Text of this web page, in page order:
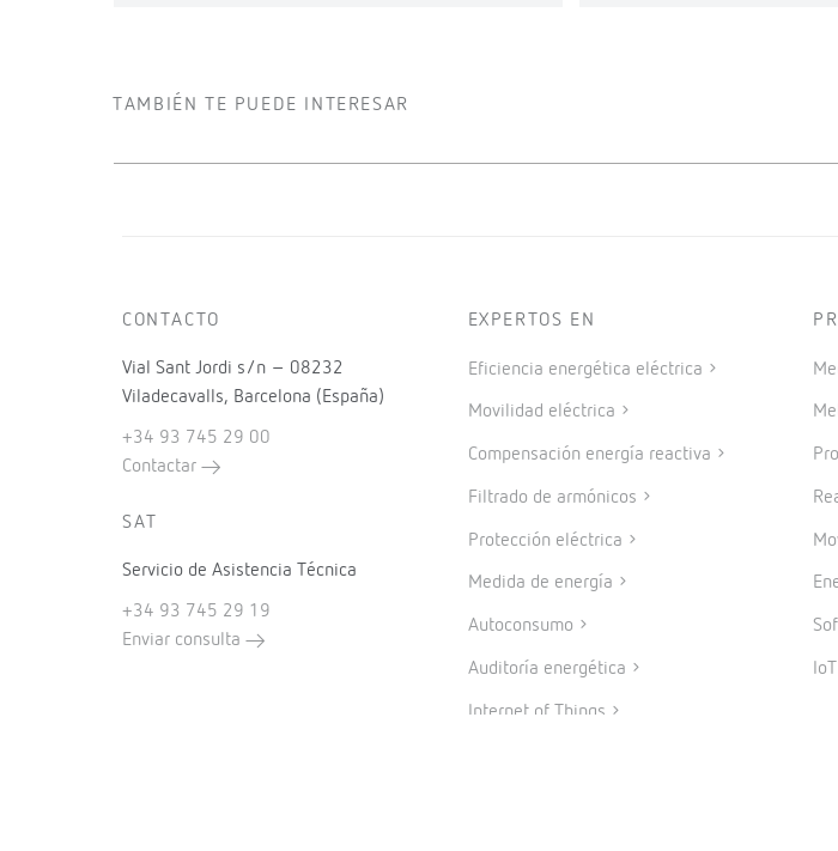
TAMBIÉN TE PUEDE INTERESAR
CONTACTO
Vial Sant Jordi s/n – 08232
Viladecavalls, Barcelona (España)
+34 93 745 29 00
Contactar
SAT
Servicio de Asistencia Técnica
+34 93 745 29 19
Enviar consulta
EXPERTOS EN
Eficiencia energética eléctrica
Movilidad eléctrica
Compensación energía reactiva
Filtrado de armónicos
Protección eléctrica
Medida de energía
Autoconsumo
Auditoría energética
Internet of Things